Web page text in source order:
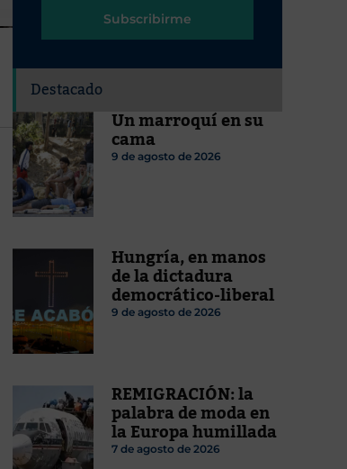
Subscribirme
Destacado
Un marroquí en su
cama
9 de agosto de 2026
Hungría, en manos
de la dictadura
democrático-liberal
9 de agosto de 2026
REMIGRACIÓN: la
palabra de moda en
la Europa humillada
7 de agosto de 2026